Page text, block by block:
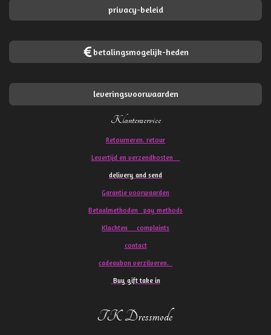
privacy-beleid
betalingsmogelijk-heden
leveringsvoorwaarden
Klantenservice
Retourneren. retour
Levertijd en verzendkosten
delivery and send
Garantie voorwaarden
Betaalmethoden pay methods
Klachten complaints
contact
cadeaubon verzilveren.
Buy gift take in
TK Dressmode